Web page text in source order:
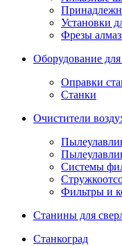
Установки
Фрезы
Оборудование
Оправки
Станки
Очистители
Системы
Фильтры и
Станины для
Станкоград